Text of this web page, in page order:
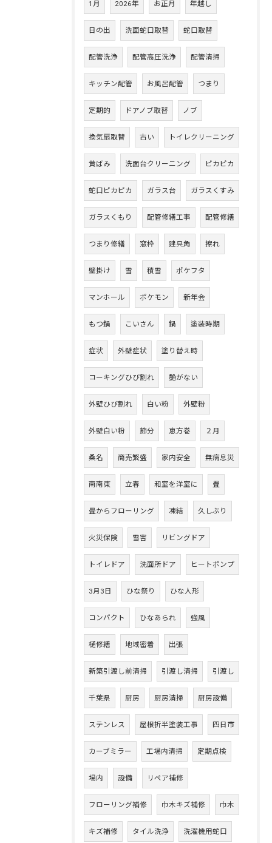
1月 2026年 お正月 年越し
日の出 洗面蛇口取替 蛇口取替
配管洗浄 配管高圧洗浄 配管清掃
キッチン配管 お風呂配管 つまり
定期的 ドアノブ取替 ノブ
換気扇取替 古い トイレクリーニング
黄ばみ 洗面台クリーニング ピカピカ
蛇口ピカピカ ガラス台 ガラスくすみ
ガラスくもり 配管修繕工事 配管修繕
つまり修繕 窓枠 建具角 擦れ
壁掛け 雪 積雪 ポケフタ
マンホール ポケモン 新年会
もつ鍋 こいさん 鍋 塗装時期
症状 外壁症状 塗り替え時
コーキングひび割れ 艶がない
外壁ひび割れ 白い粉 外壁粉
外壁白い粉 節分 恵方巻 ２月
桑名 商売繁盛 家内安全 無病息災
南南東 立春 和室を洋室に 畳
畳からフローリング 凍結 久しぶり
火災保険 雪害 リビングドア
トイレドア 洗面所ドア ヒートポンプ
3月3日 ひな祭り ひな人形
コンパクト ひなあられ 強風
樋修繕 地域密着 出張
新築引渡し前清掃 引渡し清掃 引渡し
千葉県 厨房 厨房清掃 厨房設備
ステンレス 屋根折半塗装工事 四日市
カーブミラー 工場内清掃 定期点検
場内 設備 リペア補修
フローリング補修 巾木キズ補修 巾木
キズ補修 タイル洗浄 洗濯機用蛇口